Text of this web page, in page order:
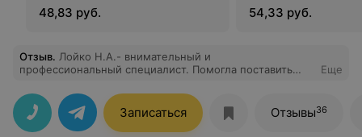
48,83 руб.
54,33 руб.
Отзыв. Лойко Н.А.- внимательный и
профессиональный специалист. Помогла поставить
Еще
Записаться Отзывы36